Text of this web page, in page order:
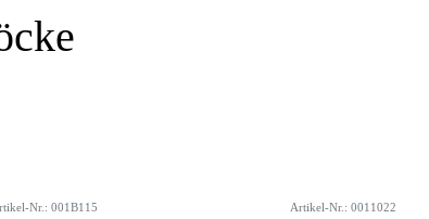
Nr.: 001B115 Artikel-Nr.: 0011022